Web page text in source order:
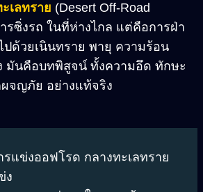
เลทราย (Desert Off-Road
รซิ่งรถ ในที่ห่างไกล แต่คือการฝ่า
ปด้วยเนินทราย พายุ ความร้อน
มันคือบทพิสูจน์ ทั้งความอึด ทักษะ
ญภัย อย่างแท้จริง
แข่งออฟโรด กลางทะเลทราย
ง